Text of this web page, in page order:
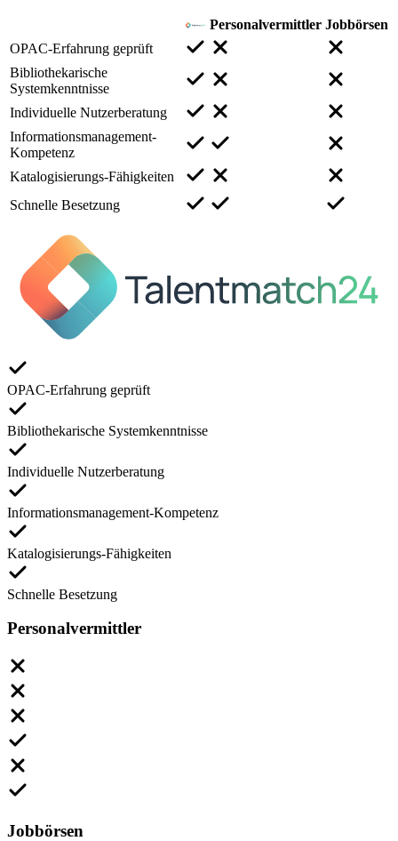
Personalvermittler Jobbörsen
OPAC-Erfahrung geprüft
Bibliothekarische
Systemkenntnisse
Individuelle Nutzerberatung
Informationsmanagement-
Kompetenz
Katalogisierungs-Fähigkeiten
Schnelle Besetzung
OPAC-Erfahrung geprüft
Bibliothekarische Systemkenntnisse
Individuelle Nutzerberatung
Informationsmanagement-Kompetenz
Katalogisierungs-Fähigkeiten
Schnelle Besetzung
Personalvermittler
Jobbörsen